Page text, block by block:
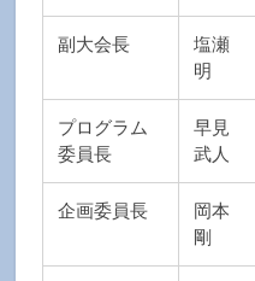
副大会長
塩瀬
明
プログラム
委員長
早見
武人
企画委員長
岡本
剛